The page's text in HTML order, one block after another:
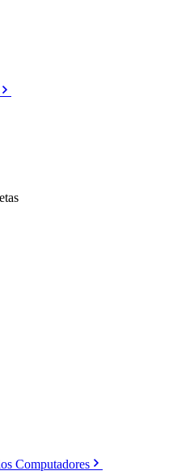
Computadores